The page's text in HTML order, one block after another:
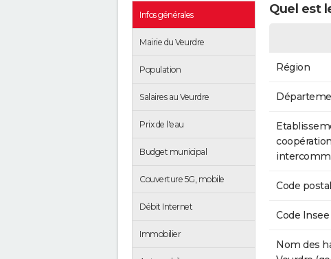
Infos générales
Mairie du Veurdre
Population
Salaires au Veurdre
Prix de l'eau
Budget municipal
Couverture 5G, mobile
Débit Internet
Immobilier
Quel est
Région
coopération
Code
Code Insee
Nom des